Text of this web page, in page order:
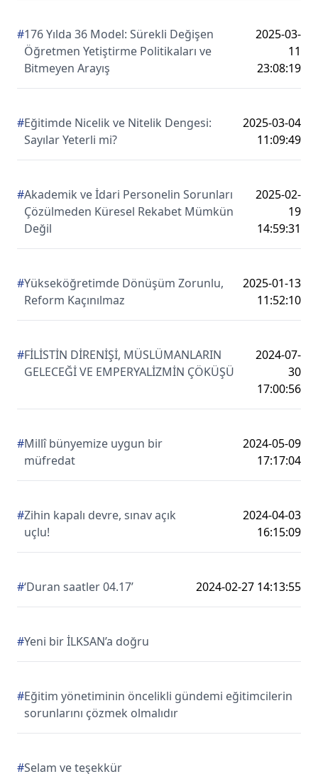
#176 Yılda 36 Model: Sürekli Değişen
Öğretmen Yetiştirme Politikaları ve
Bitmeyen Arayış
2025-03-
11
23:08:19
#Eğitimde Nicelik ve Nitelik Dengesi:
Sayılar Yeterli mi?
2025-03-04
11:09:49
#Akademik ve İdari Personelin Sorunları
Çözülmeden Küresel Rekabet Mümkün
Değil
2025-02-
19
14:59:31
#Yükseköğretimde Dönüşüm Zorunlu,
Reform Kaçınılmaz
2025-01-13
11:52:10
#FİLİSTİN DİRENİŞİ, MÜSLÜMANLARIN
GELECEĞİ VE EMPERYALİZMİN ÇÖKÜŞÜ
2024-07-
30
17:00:56
#Millî bünyemize uygun bir
müfredat
2024-05-09
17:17:04
#Zihin kapalı devre, sınav açık
uçlu!
2024-04-03
16:15:09
#‘Duran saatler 04.17’ 2024-02-27 14:13:55
#Yeni bir İLKSAN’a doğru
#Eğitim yönetiminin öncelikli gündemi eğitimcilerin
sorunlarını çözmek olmalıdır
#Selam ve teşekkür